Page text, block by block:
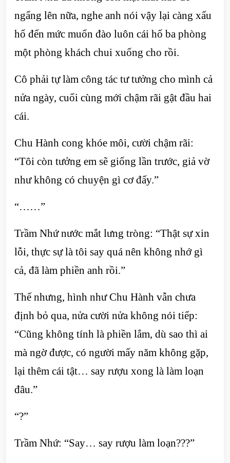
ngẩng lên nữa, nghe anh nói vậy lại càng xấu
hổ đến mức muốn đào luôn cái hố ba phòng
một phòng khách chui xuống cho rồi.
Cô phải tự làm công tác tư tưởng cho mình cả
nửa ngày, cuối cùng mới chậm rãi gật đầu hai
cái.
Chu Hành cong khóe môi, cười chậm rãi:
“Tôi còn tưởng em sẽ giống lần trước, giả vờ
như không có chuyện gì cơ đấy.”
“……”
Trầm Nhứ nước mắt lưng tròng: “Thật sự xin
lỗi, thực sự là tôi say quá nên không nhớ gì
cả, đã làm phiền anh rồi.”
Thế nhưng, hình như Chu Hành vẫn chưa
định bỏ qua, nửa cười nửa không nói tiếp:
“Cũng không tính là phiền lắm, dù sao thì ai
mà ngờ được, có người mấy năm không gặp,
lại thêm cái tật… say rượu xong là làm loạn
đâu.”
“?”
Trầm Nhứ: “Say… say rượu làm loạn???”